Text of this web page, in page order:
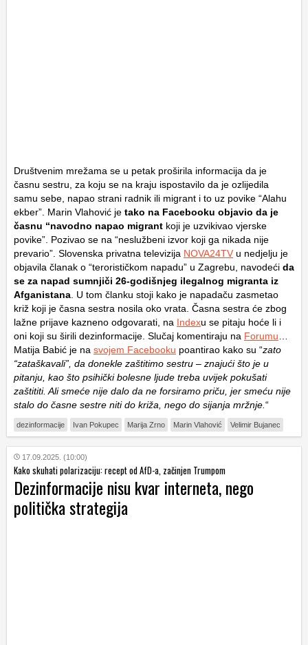
Društvenim mrežama se u petak proširila informacija da je
časnu sestru, za koju se na kraju ispostavilo da je ozlijedila
samu sebe, napao strani radnik ili migrant i to uz povike “Alahu
ekber”. Marin Vlahović je tako na Facebooku objavio da je
časnu “navodno napao migrant koji je uzvikivao vjerske
povike”. Pozivao se na “neslužbeni izvor koji ga nikada nije
prevario”. Slovenska privatna televizija NOVA24TV u nedjelju je
objavila članak o “terorističkom napadu” u Zagrebu, navodeći da
se za napad sumnjiči 26-godišnjeg ilegalnog migranta iz
Afganistana. U tom članku stoji kako je napadaču zasmetao
križ koji je časna sestra nosila oko vrata. Časna sestra će zbog
lažne prijave kazneno odgovarati, na Indexu se pitaju hoće li i
oni koji su širili dezinformacije. Slučaj komentiraju na Forumu…
Matija Babić je na svojem Facebooku poantirao kako su “zato
“zataškavali”, da donekle zaštitimo sestru – znajući što je u
pitanju, kao što psihički bolesne ljude treba uvijek pokušati
zaštititi. Ali smeće nije dalo da ne forsiramo priču, jer smeću nije
stalo do časne sestre niti do križa, nego do sijanja mržnje.“
dezinformacije Ivan Pokupec Marija Zrno Marin Vlahović Velimir Bujanec
17.09.2025. (10:00)
Kako skuhati polarizaciju: recept od AfD-a, začinjen Trumpom
Dezinformacije nisu kvar interneta, nego
politička strategija